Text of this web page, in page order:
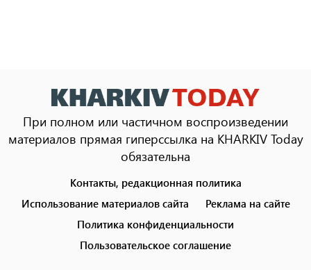
При полном или частичном воспроизведении
материалов прямая гиперссылка на KHARKIV Today
обязательна
menu
Контакты, редакционная политика
Использование материалов сайта
Реклама на сайте
Политика конфиденциальности
Пользовательское соглашение